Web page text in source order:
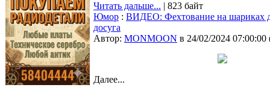
Читать дальше... | 823 байт
Юмор : ВИДЕО: Фехтование на шариках
досуга
Автор: MONMOON в 24/02/2024 07:00:00
Далее...